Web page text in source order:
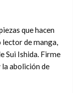
que hacen
lector de manga,
Sui Ishida. Firme
abolición de